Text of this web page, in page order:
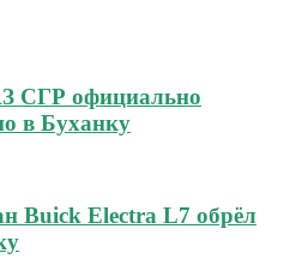
СГР официально
в Буханку
Buick Electra L7 обрёл